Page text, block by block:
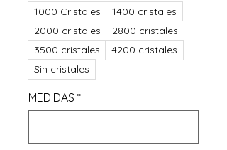
1000 Cristales
1400 cristales
2000 cristales
2800 cristales
3500 cristales
4200 cristales
Sin cristales
MEDIDAS *